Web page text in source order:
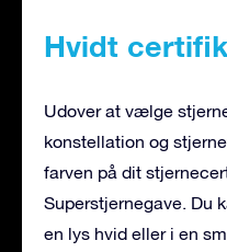
Hvidt
Udover at vælge
konstellation og
farven på dit
Superstjernegave. Du
en lys hvid eller i en